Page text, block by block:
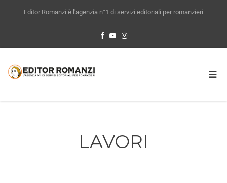
Editor Romanzi è l'agenzia n°1 di servizi editoriali per romanzieri
LAVORI